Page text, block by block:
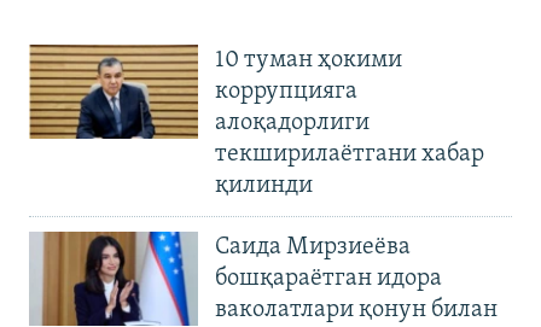
10 туман ҳокими
коррупцияга
алоқадорлиги
текширилаётгани хабар
қилинди
Саида Мирзиеёва
бошқараётган идора
ваколатлари қонун билан